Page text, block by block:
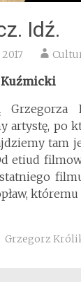
Idź.
Kuźmicki
Grzegorza
artystę, po
tam
etiud
Grzegorz